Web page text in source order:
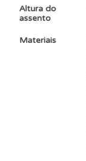
Altura do
assento
Materiais